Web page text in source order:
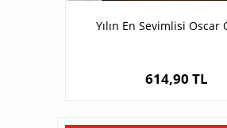
Yılın En Sevimlisi Oscar
614,90 TL